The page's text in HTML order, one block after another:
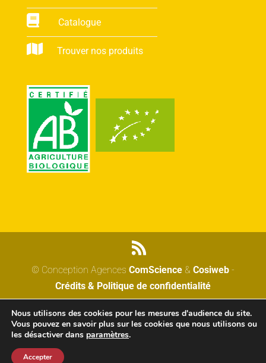
Catalogue
Trouver nos produits
© Conception Agences ComScience & Cosiweb-
Crédits & Politique de confidentialité
Nous utilisons des cookies pour les mesures d'audience du site.
Vous pouvez en savoir plus sur les cookies que nous utilisons ou
les désactiver dans paramètres.
Accepter